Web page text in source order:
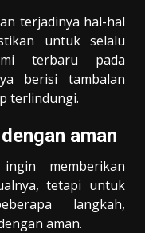
terjadinya hal-hal
untuk selalu
terbaru pada
berisi tambalan
terlindungi.
aman
memberikan
tetapi untuk
langkah,
aman.